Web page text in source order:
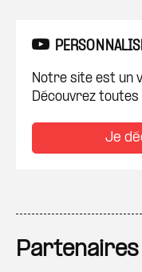
Notre site est un
Découvrez toutes
Je
Partenaires